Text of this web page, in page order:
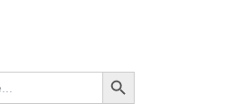
SEARCH BUTTON